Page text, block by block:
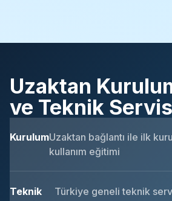
Uzaktan
ve Teknik Servis
KurulumUzaktan bağlantı ile ilk
kullanım eğitimi
Teknik
Türkiye geneli teknik